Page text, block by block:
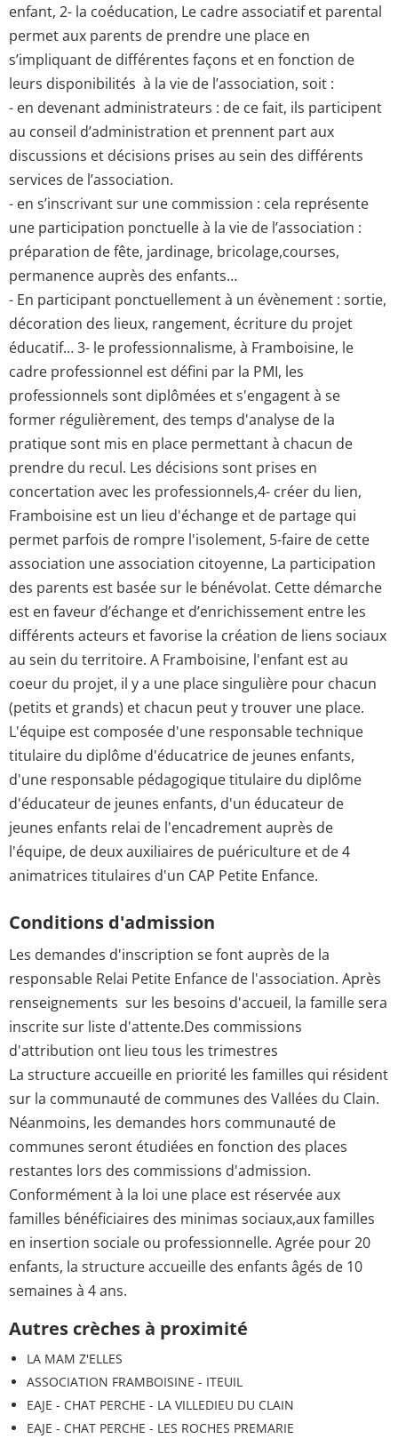
enfant, 2- la coéducation, Le cadre associatif et parental
permet aux parents de prendre une place en
s’impliquant de différentes façons et en fonction de
leurs disponibilités à la vie de l’association, soit :
- en devenant administrateurs : de ce fait, ils participent
au conseil d’administration et prennent part aux
discussions et décisions prises au sein des différents
services de l’association.
- en s’inscrivant sur une commission : cela représente
une participation ponctuelle à la vie de l’association :
préparation de fête, jardinage, bricolage,courses,
permanence auprès des enfants…
- En participant ponctuellement à un évènement : sortie,
décoration des lieux, rangement, écriture du projet
éducatif… 3- le professionnalisme, à Framboisine, le
cadre professionnel est défini par la PMI, les
professionnels sont diplômées et s'engagent à se
former régulièrement, des temps d'analyse de la
pratique sont mis en place permettant à chacun de
prendre du recul. Les décisions sont prises en
concertation avec les professionnels,4- créer du lien,
Framboisine est un lieu d'échange et de partage qui
permet parfois de rompre l'isolement, 5-faire de cette
association une association citoyenne, La participation
des parents est basée sur le bénévolat. Cette démarche
est en faveur d’échange et d’enrichissement entre les
différents acteurs et favorise la création de liens sociaux
au sein du territoire. A Framboisine, l'enfant est au
coeur du projet, il y a une place singulière pour chacun
(petits et grands) et chacun peut y trouver une place.
L'équipe est composée d'une responsable technique
titulaire du diplôme d'éducatrice de jeunes enfants,
d'une responsable pédagogique titulaire du diplôme
d'éducateur de jeunes enfants, d'un éducateur de
jeunes enfants relai de l'encadrement auprès de
l'équipe, de deux auxiliaires de puériculture et de 4
animatrices titulaires d'un CAP Petite Enfance.
Conditions d'admission
Les demandes d'inscription se font auprès de la
responsable Relai Petite Enfance de l'association. Après
renseignements sur les besoins d'accueil, la famille sera
inscrite sur liste d'attente.Des commissions
d'attribution ont lieu tous les trimestres
La structure accueille en priorité les familles qui résident
sur la communauté de communes des Vallées du Clain.
Néanmoins, les demandes hors communauté de
communes seront étudiées en fonction des places
restantes lors des commissions d'admission.
Conformément à la loi une place est réservée aux
familles bénéficiaires des minimas sociaux,aux familles
en insertion sociale ou professionnelle. Agrée pour 20
enfants, la structure accueille des enfants âgés de 10
semaines à 4 ans.
Autres crèches à proximité
LA MAM Z'ELLES
ASSOCIATION FRAMBOISINE - ITEUIL
EAJE - CHAT PERCHE - LA VILLEDIEU DU CLAIN
EAJE - CHAT PERCHE - LES ROCHES PREMARIE